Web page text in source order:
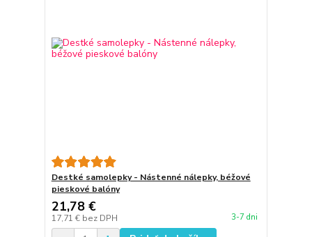
Destké samolepky - Nástenné nálepky, béžové
pieskové balóny
21,78 €
17,71 € bez DPH 3-7 dni